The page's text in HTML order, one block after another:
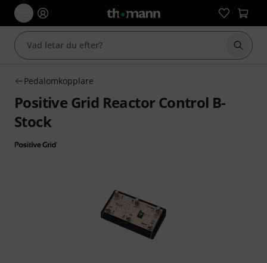
Börja
Pedalomkopplare
Positive Grid Reactor Control B-
Stock